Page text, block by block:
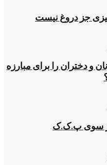
جز دروغ نیست
و دختران را برای مبارزه
از سوی پ.ک.ک